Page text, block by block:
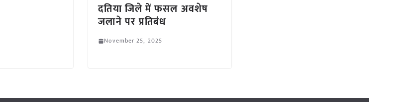
दतिया जिले में फसल अवशेष
जलाने पर प्रतिबंध
November 25, 2025